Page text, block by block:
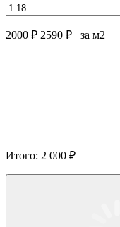
2000 ₽ 2590 ₽ за м2
Итого: 2 000 ₽